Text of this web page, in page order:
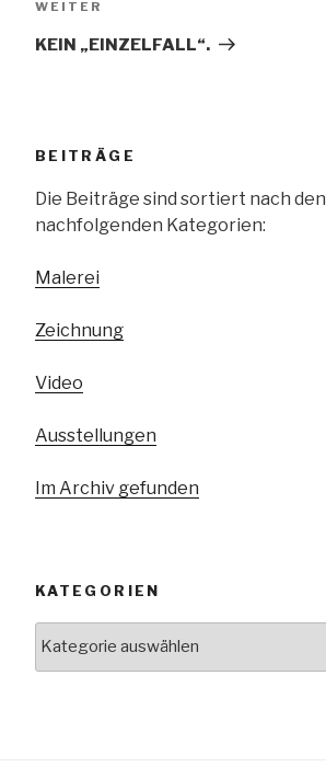
Nächster
WEITER
KEIN „EINZELFALL“.
BEITRÄGE
Die Beiträge sind sortiert nach den
nachfolgenden Kategorien:
Malerei
Zeichnung
Video
Ausstellungen
Im Archiv gefunden
KATEGORIEN